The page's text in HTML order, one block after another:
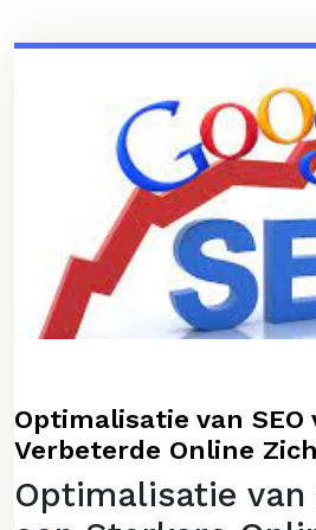
Optimalisatie van SEO
Verbeterde Online
Optimalisatie van